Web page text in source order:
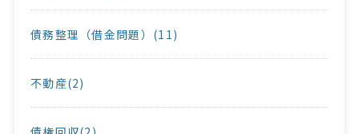
債務整理（借金問題）(11)
不動産(2)